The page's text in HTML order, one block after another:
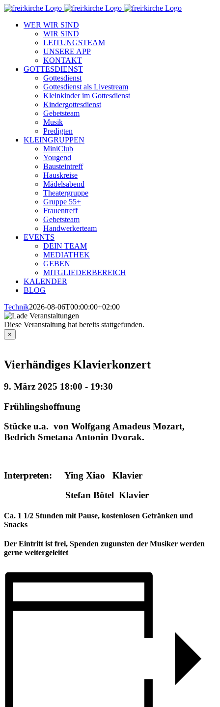
Zum
springenWER WIR SIND
WIR SIND
LEITUNGSTEAM
UNSERE APP
KONTAKT
GOTTESDIENST
Gottesdienst
Gottesdienst als Livestream
Kleinkinder im Gottesdienst
Kindergottesdienst
Gebetsteam
Musik
Predigten
KLEINGRUPPEN
MiniClub
Yougend
Bausteintreff
Hauskreise
Mädelsabend
Theatergruppe
Gruppe 55+
Frauentreff
Gebetsteam
Handwerkerteam
EVENTS
DEIN TEAM
MEDIATHEK
GEBEN
MITGLIEDERBEREICH
KALENDER
BLOG
Technik2026-08-06T00:00:00+02:00
Diese Veranstaltung hat bereits stattgefunden.
×
Vierhändiges Klavierkonzert
9. März 2025 18:00 - 19:30
Frühlingshoffnung
Stücke u.a. von Wolfgang Amadeus Mozart,
Bedrich Smetana Antonin Dvorak.
Interpreten: Ying Xiao Klavier
Stefan Bötel Klavier
Ca. 1 1/2 Stunden mit Pause, kostenlosen Getränken und
Snacks
Der Eintritt ist frei, Spenden zugunsten der Musiker werden
gerne weitergeleitet